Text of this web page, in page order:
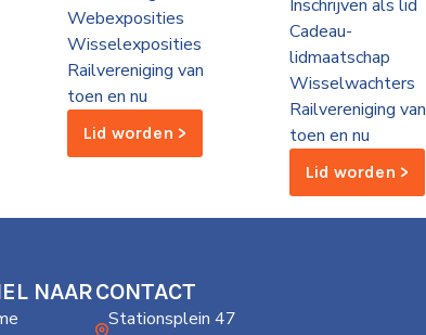
Webexposities
Wisselexposities
Railvereniging van
toen en nu
Lid worden >
Inschrijven als lid
Cadeau-
lidmaatschap
Wisselwachters
Railvereniging van
toen en nu
Lid worden >
NAARCONTACT
Stationsplein 47